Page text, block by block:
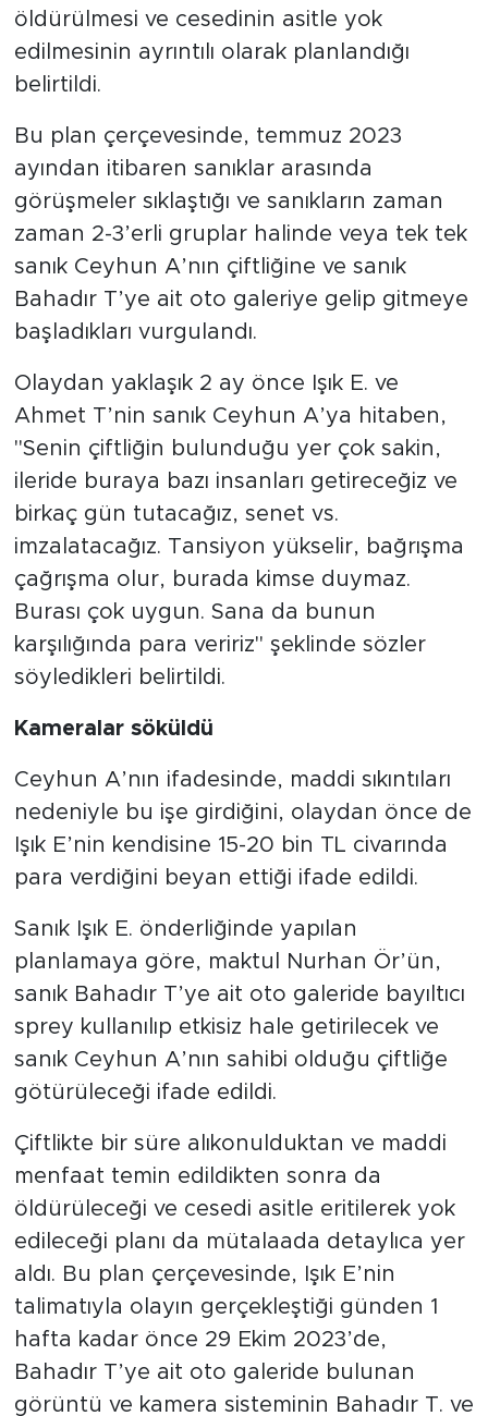
öldürülmesi ve cesedinin asitle yok
edilmesinin ayrıntılı olarak planlandığı
belirtildi.
Bu plan çerçevesinde, temmuz 2023
ayından itibaren sanıklar arasında
görüşmeler sıklaştığı ve sanıkların zaman
zaman 2-3’erli gruplar halinde veya tek tek
sanık Ceyhun A’nın çiftliğine ve sanık
Bahadır T’ye ait oto galeriye gelip gitmeye
başladıkları vurgulandı.
Olaydan yaklaşık 2 ay önce Işık E. ve
Ahmet T’nin sanık Ceyhun A’ya hitaben,
"Senin çiftliğin bulunduğu yer çok sakin,
ileride buraya bazı insanları getireceğiz ve
birkaç gün tutacağız, senet vs.
imzalatacağız. Tansiyon yükselir, bağrışma
çağrışma olur, burada kimse duymaz.
Burası çok uygun. Sana da bunun
karşılığında para veririz" şeklinde sözler
söyledikleri belirtildi.
Kameralar söküldü
Ceyhun A’nın ifadesinde, maddi sıkıntıları
nedeniyle bu işe girdiğini, olaydan önce de
Işık E’nin kendisine 15-20 bin TL civarında
para verdiğini beyan ettiği ifade edildi.
Sanık Işık E. önderliğinde yapılan
planlamaya göre, maktul Nurhan Ör’ün,
sanık Bahadır T’ye ait oto galeride bayıltıcı
sprey kullanılıp etkisiz hale getirilecek ve
sanık Ceyhun A’nın sahibi olduğu çiftliğe
götürüleceği ifade edildi.
Çiftlikte bir süre alıkonulduktan ve maddi
menfaat temin edildikten sonra da
öldürüleceği ve cesedi asitle eritilerek yok
edileceği planı da mütalaada detaylıca yer
aldı. Bu plan çerçevesinde, Işık E’nin
talimatıyla olayın gerçekleştiği günden 1
hafta kadar önce 29 Ekim 2023’de,
Bahadır T’ye ait oto galeride bulunan
görüntü ve kamera sisteminin Bahadır T. ve